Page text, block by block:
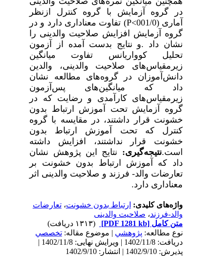
در
گروه آزمایش گروه کنترل
ازنظر
آماری (001/0
P<) تفاوت معناداری دارد و در
گروه آزمایش افزایش صلاحیت والدینی را
نشان داد . و نتایج بدست آمده از
آزمون
تحلیل
کوواریانس تفاوت
میانگین
زیرمقیاس‌های
صلاحیت والدینی،
والدین
دانش‌آموزان
در گروه‌های مطالعه
نشان
داد که
میانگین‌های
پس‌آزمون
زیرمقیاس‌های کارآمدی و رضایت که در
گروه آزمایش تحت آموزش ارتباط بدون
خشونت قرار داشتند، در مقایسه با
گروه
کنترل
که تحت آموزش ارتباط
بدون
خشونت
قرار نداشتند، افزایش
داشته
است.نتیجه‌گیری:نتایج این پژوهش نشان
داد که آموزش ارتباط بدون خشونت بر
تعارضات والد- فرزند و صلاحیت والدینی اثر
معناداری دارد .
واژه‌های کلیدی:ارتباط بدون خشونت،تعارضات
والد-فرزند ،صلاحیت والدینی
متن کامل[PDF 1281 kb]
نوع مطالعه:پژوهشي| موضوع مقاله:تخصصي
دریافت: 1402/11/8 | ویرایش نهایی: 1402/11/8 |
پذیرش: 1402/9/10 | انتشار: 1402/9/10